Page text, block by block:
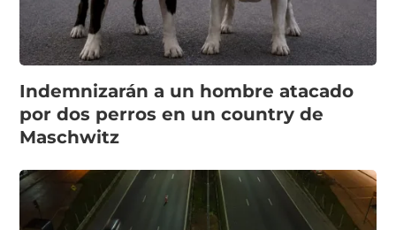
Indemnizarán a un hombre atacado
por dos perros en un country de
Maschwitz